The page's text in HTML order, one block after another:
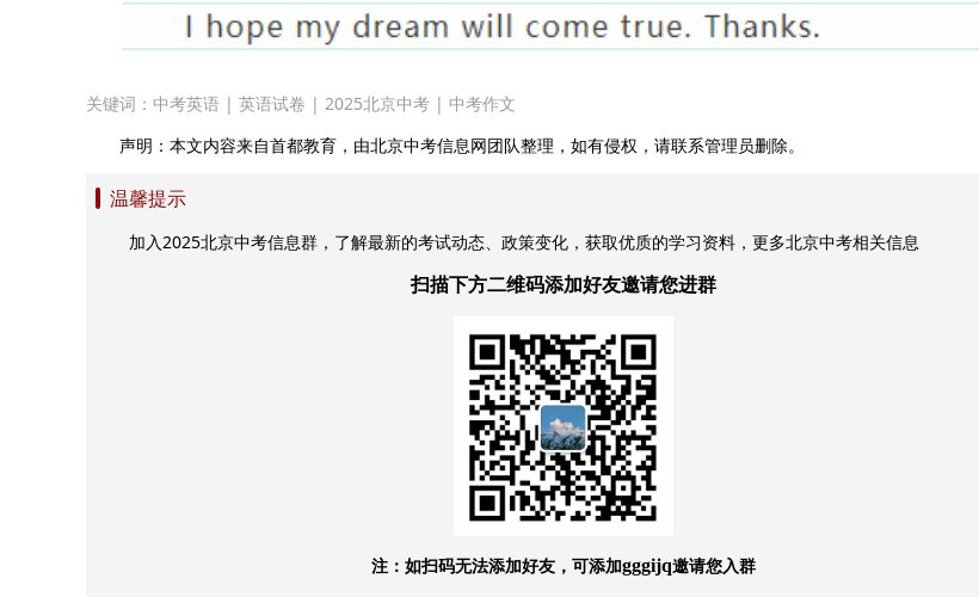
关键词： 中考英语 | 英语试卷 | 2025北京中考 | 中考作文
声明：本文内容来自首都教育，由北京中考信息网团队整理，如有侵权，请联系管理员删除。
温馨提示
加入2025北京中考信息群，了解最新的考试动态、政策变化，获取优质的学习资料，更多北京中考相关信息
扫描下方二维码添加好友邀请您进群
注：如扫码无法添加好友，可添加gggijq邀请您入群